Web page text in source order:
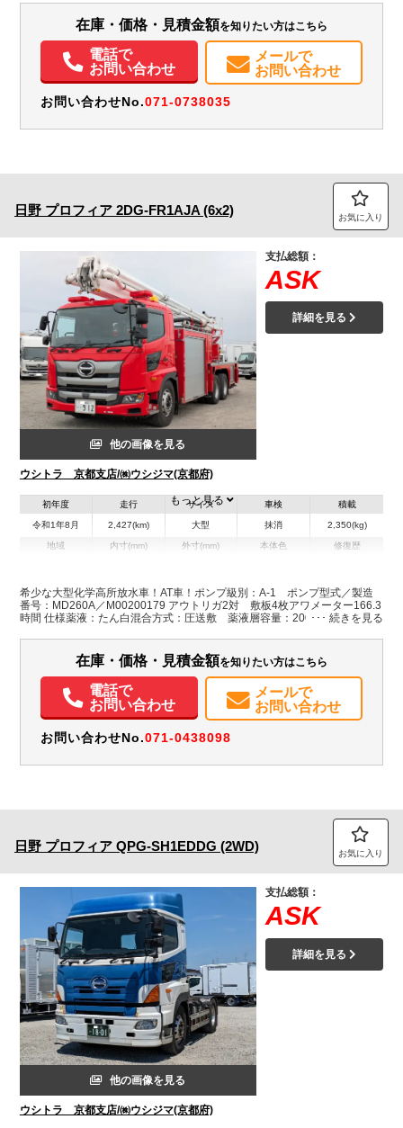
パワステ
バックモニター
記録簿（一部含む）
在庫・価格・見積金額を知りたい方はこちら
電話で
お問い合わせ
メールで
お問い合わせ
お問い合わせNo.071-0738035
日野 プロフィア 2DG-FR1AJA (6x2) お気に入り
他の画像を見る
ウシトラ 京都支店/㈱ウシジマ(京都府)
支払総額：
ASK
詳細を見る
初年度
令和1年8月
走行
2,427(km)
サイズ
大型
車検
抹消
積載
2,350(kg)
地域 内寸(mm) 外寸(mm)
H:3,480
本体色 修復歴
もっと見る
希少な大型化学高所放水車！AT車！ポンプ級別：A-1 ポンプ型式／製造
番号：MD260A／M00200179 アウトリガ2対 敷板4枚アワメーター166.3
時間 仕様薬液：たん白混合方式：圧送敷 薬液層容量：2000Ｌ混合比：
L/min メインキー2本 スペアキー1本 キーレスリモコン1個 ボディキー
在庫・価格・見積金額を知りたい方はこちら
電話で
お問い合わせ
メールで
お問い合わせ
お問い合わせNo.071-0438098
日野 プロフィア QPG-SH1EDDG (2WD) お気に入り
他の画像を見る
ウシトラ 京都支店/㈱ウシジマ(京都府)
支払総額：
ASK
詳細を見る